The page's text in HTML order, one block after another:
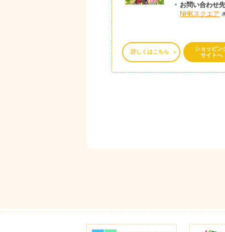
お問い合わせ
NHKスクエア
詳しくはこちら
ショッピン
サイトへ